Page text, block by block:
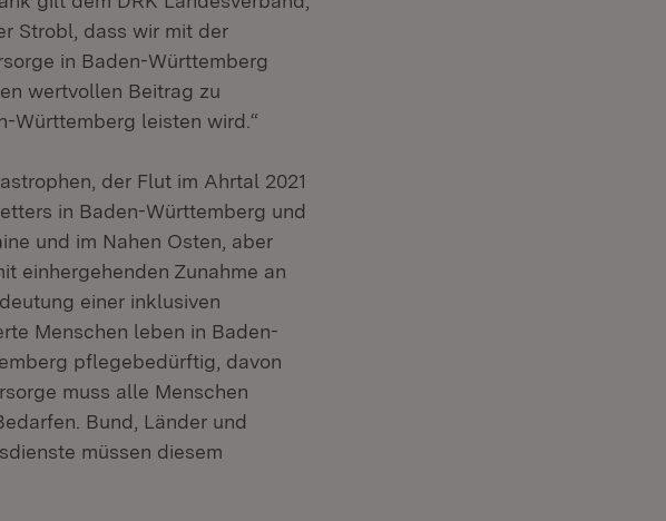
Strobl, dass wir mit der
in Baden-Württemberg
wertvollen Beitrag zu
Württemberg leisten wird.“
der Flut im Ahrtal 2021
in Baden-Württemberg und
und im Nahen Osten, aber
einhergehenden Zunahme an
einer inklusiven
Menschen leben in Baden-
pflegebedürftig, davon
muss alle Menschen
Bund, Länder und
müssen diesem